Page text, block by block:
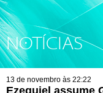
NOTÍCIAS
13 de novembro às 22:22
Ezequiel assume